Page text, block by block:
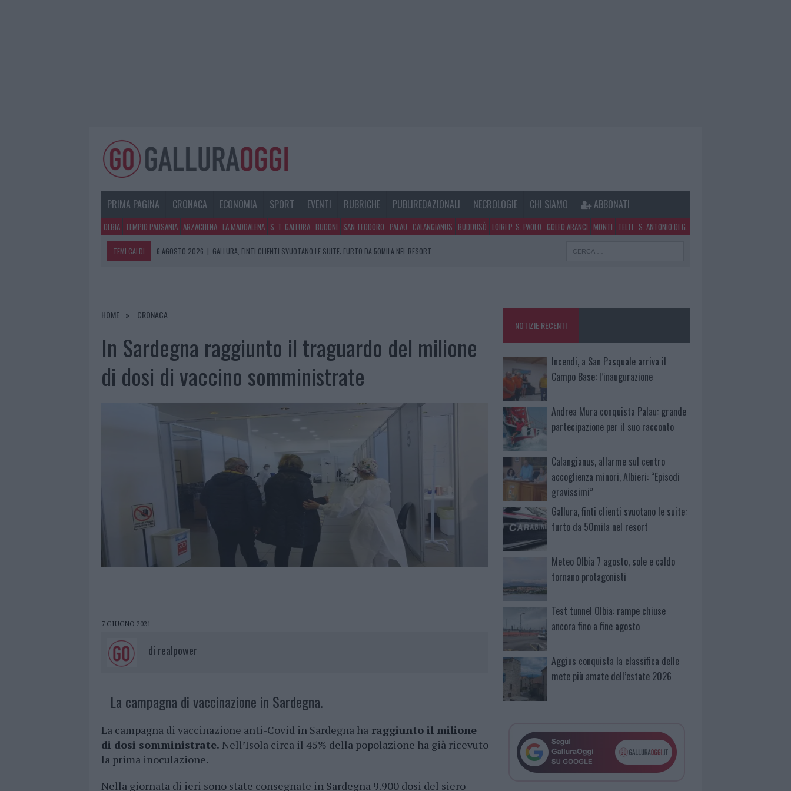
PRIMA PAGINA CRONACA ECONOMIA SPORT EVENTI RUBRICHE PUBLIREDAZIONALI NECROLOGIE CHI SIAMO ABBONATI
OLBIA TEMPIO PAUSANIA ARZACHENA LA MADDALENA S. T. GALLURA BUDONI SAN TEODORO PALAU CALANGIANUS BUDDUSÒ LOIRI P. S. PAOLO GOLFO ARANCI MONTI TELTI S. ANTONIO DI G.
TEMI CALDI 6 AGOSTO 2026 | GALLURA, FINTI CLIENTI SVUOTANO LE SUITE: FURTO DA 50MILA NEL RESORT
6 AGOSTO 2026
|
HOME CRONACA
In Sardegna raggiunto il traguardo del milione
di dosi di vaccino somministrate
7 GIUGNO 2021
di realpower
La campagna di vaccinazione in Sardegna.
La campagna di vaccinazione anti-Covid in Sardegna ha raggiunto il milione
di dosi somministrate. Nell’Isola circa il 45% della popolazione ha già ricevuto
la prima inoculazione.
Nella giornata di ieri sono state consegnate in Sardegna 9.900 dosi del siero
NOTIZIE RECENTI
Incendi, a San Pasquale arriva il
Campo Base: l’inaugurazione
Andrea Mura conquista Palau: grande
partecipazione per il suo racconto
Calangianus, allarme sul centro
accoglienza minori, Albieri: “Episodi
gravissimi”
Gallura, finti clienti svuotano le suite:
furto da 50mila nel resort
Meteo Olbia 7 agosto, sole e caldo
tornano protagonisti
Test tunnel Olbia: rampe chiuse
ancora fino a fine agosto
Aggius conquista la classifica delle
mete più amate dell’estate 2026